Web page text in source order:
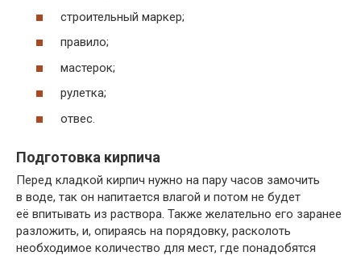
строительный маркер;
правило;
мастерок;
рулетка;
отвес.
Подготовка кирпича
Перед кладкой кирпич нужно на пару часов замочить
в воде, так он напитается влагой и потом не будет
её впитывать из раствора. Также желательно его заранее
разложить, и, опираясь на порядовку, расколоть
необходимое количество для мест, где понадобятся